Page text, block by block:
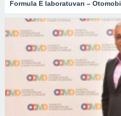
Formula E laboratuvarı –